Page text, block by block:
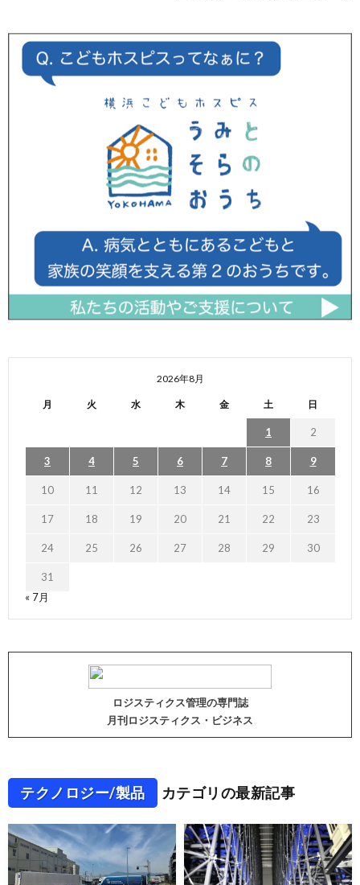
2026年8月
月 火 水 木 金 土 日
1 2
3 4 5 6 7 8 9
10 11 12 13 14 15 16
17 18 19 20 21 22 23
24 25 26 27 28 29 30
31
« 7月
ロジスティクス管理の専門誌
月刊ロジスティクス・ビジネス
テクノロジー/製品 カテゴリの最新記事